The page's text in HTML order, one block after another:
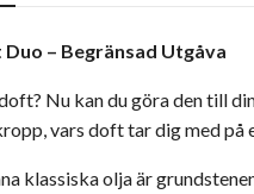
– Begränsad Utgåva
Nu kan du göra den till
vars doft tar dig med
klassiska olja är